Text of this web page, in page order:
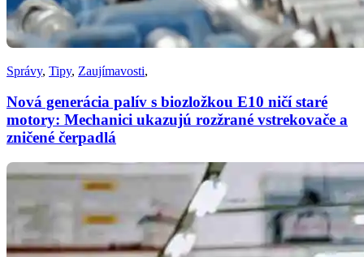
Správy, Tipy, Zaujímavosti,
Nová generácia palív s biozložkou E10 ničí staré
motory: Mechanici ukazujú rozžrané vstrekovače a
zničené čerpadlá